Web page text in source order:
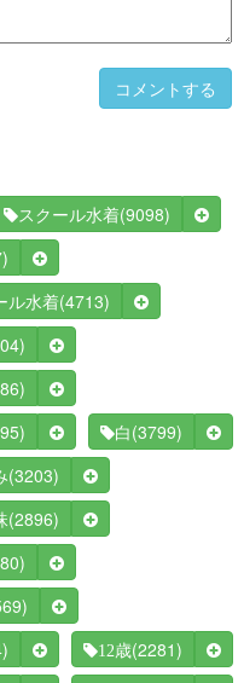
コメントする
スクール水着(9098)
ル水着(4713)
白 (3799)
(3203)
(2896)
12歳(2281)